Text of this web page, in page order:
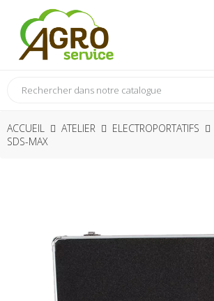
ACCUEIL ATELIER ELECTROPORTATIFS
SDS-MAX